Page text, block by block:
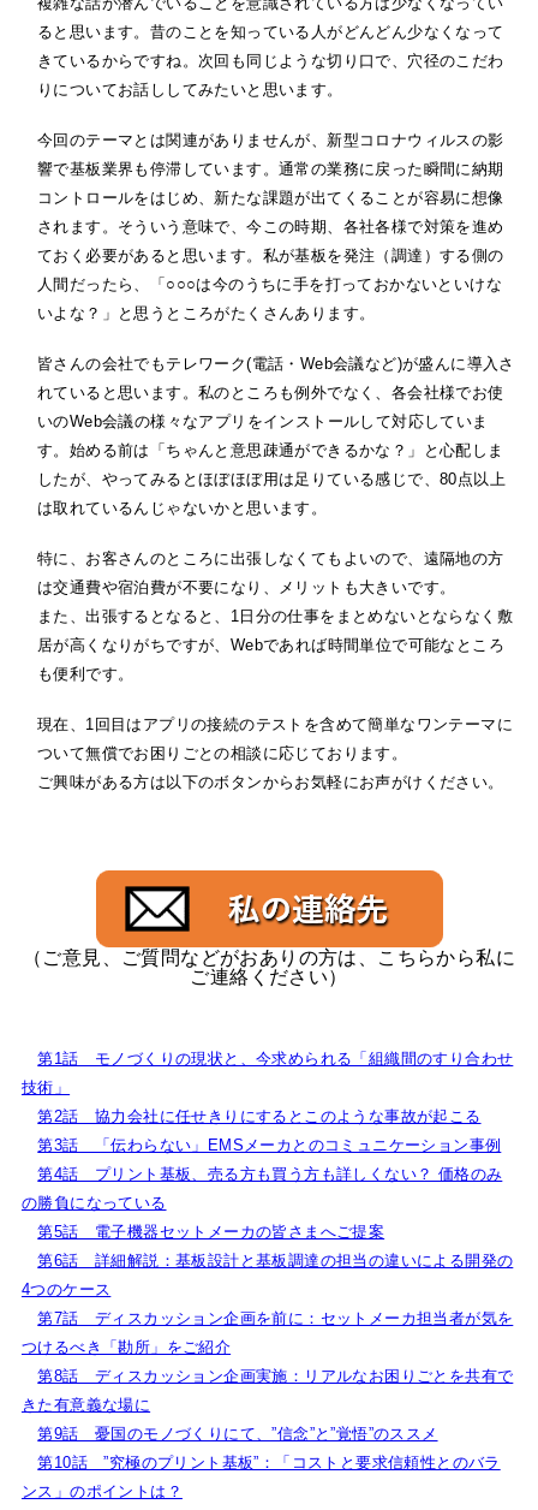
ると思います。昔のことを知っている人がどんどん少なくなって
きているからですね。次回も同じような切り口で、穴径のこだわ
りについてお話ししてみたいと思います。
今回のテーマとは関連がありませんが、新型コロナウィルスの影
響で基板業界も停滞しています。通常の業務に戻った瞬間に納期
コントロールをはじめ、新たな課題が出てくることが容易に想像
されます。そういう意味で、今この時期、各社各様で対策を進め
ておく必要があると思います。私が基板を発注（調達）する側の
人間だったら、「○○○は今のうちに手を打っておかないといけな
いよな？」と思うところがたくさんあります。
皆さんの会社でもテレワーク(電話・Web会議など)が盛んに導入さ
れていると思います。私のところも例外でなく、各会社様でお使
いのWeb会議の様々なアプリをインストールして対応していま
す。始める前は「ちゃんと意思疎通ができるかな？」と心配しま
したが、やってみるとほぼほぼ用は足りている感じで、80点以上
は取れているんじゃないかと思います。
特に、お客さんのところに出張しなくてもよいので、遠隔地の方
は交通費や宿泊費が不要になり、メリットも大きいです。
また、出張するとなると、1日分の仕事をまとめないとならなく敷
居が高くなりがちですが、Webであれば時間単位で可能なところ
も便利です。
現在、1回目はアプリの接続のテストを含めて簡単なワンテーマに
ついて無償でお困りごとの相談に応じております。
ご興味がある方は以下のボタンからお気軽にお声がけください。
（ご意見、ご質問などがおありの方は、こちらから私に
ご連絡ください）
第1話 モノづくりの現状と、今求められる「組織間のすり合わせ
技術」
第2話 協力会社に任せきりにするとこのような事故が起こる
第3話 「伝わらない」EMSメーカとのコミュニケーション事例
第4話 プリント基板、売る方も買う方も詳しくない？ 価格のみ
の勝負になっている
第5話 電子機器セットメーカの皆さまへご提案
第6話 詳細解説：基板設計と基板調達の担当の違いによる開発の
4つのケース
第7話 ディスカッション企画を前に：セットメーカ担当者が気を
つけるべき「勘所」をご紹介
第8話 ディスカッション企画実施：リアルなお困りごとを共有で
きた有意義な場に
第9話 憂国のモノづくりにて、”信念”と”覚悟”のススメ
第10話 ”究極のプリント基板”：「コストと要求信頼性とのバラ
ンス」のポイントは？